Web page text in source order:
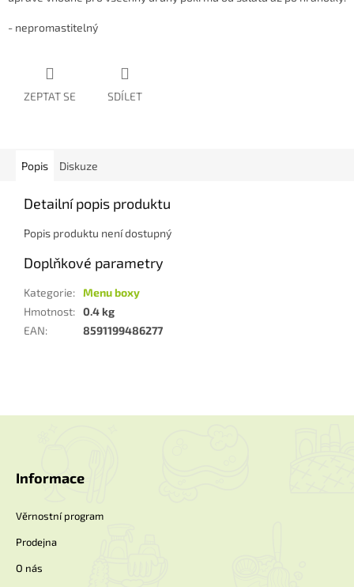
- nepromastitelný
ZEPTAT SE SDÍLET
Popis Diskuze
Detailní popis produktu
Popis produktu není dostupný
Doplňkové parametry
Kategorie: Menu boxy
Hmotnost: 0.4 kg
EAN: 8591199486277
Informace
Věrnostní program
Prodejna
O nás